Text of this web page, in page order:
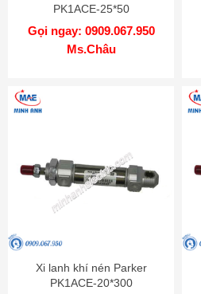
PK1ACE-25*50
Gọi ngay: 0909.067.950
Ms.Châu
Xi lanh khí nén Parker
PK1ACE-20*300